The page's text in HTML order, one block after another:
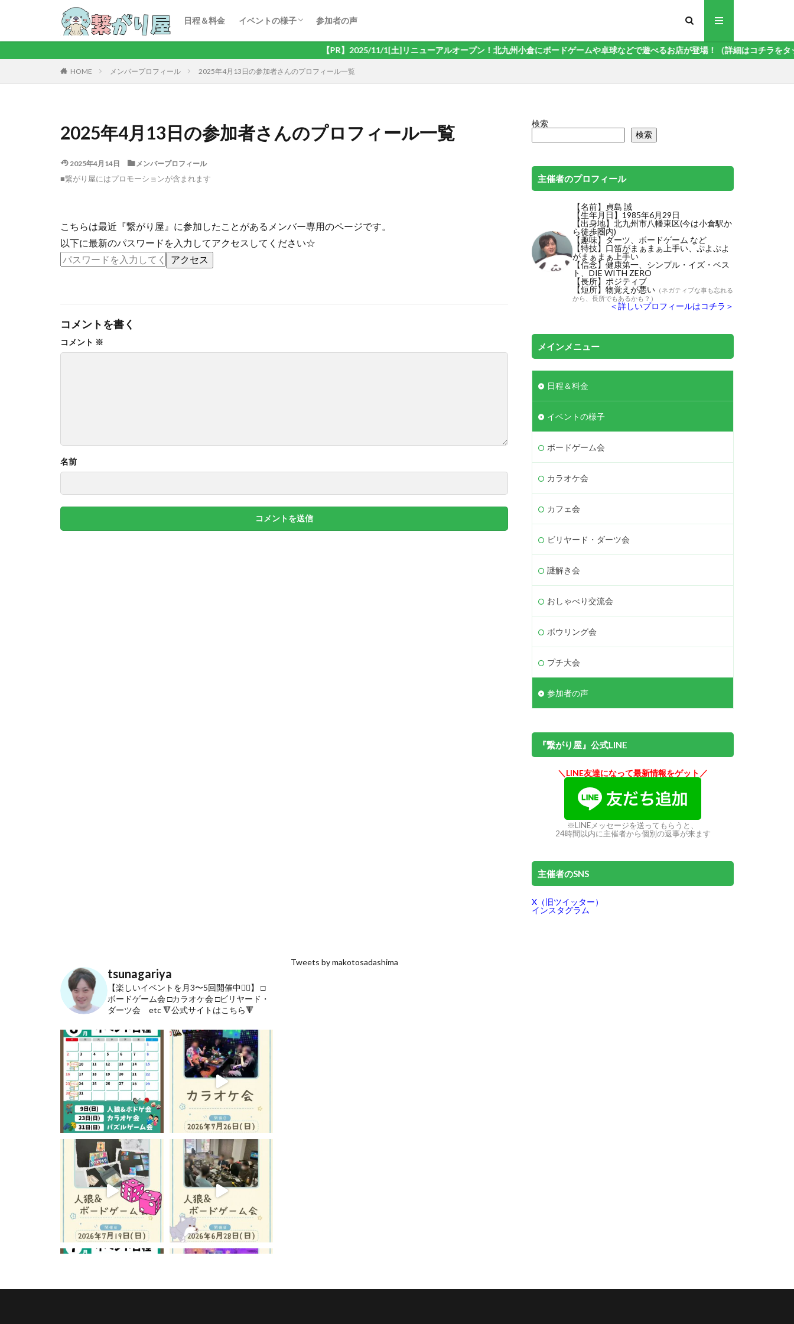
日程＆料金 イベントの様子
ビリヤード・ダーツ会
参加者の声
【PR】2025/11/1[土]リニューアルオープン！北九州小倉にボードゲームや卓球などで遊べるお店が登場！（詳細はコチラをタップ）
HOME メンバープロフィール 2025年4月13日の参加者さんのプロフィール一覧
2025年4月13日の参加者さんのプロフィール一覧
2025年4月14日 メンバープロフィール
■繋がり屋にはプロモーションが含まれます
こちらは最近『繋がり屋』に参加したことがあるメンバー専用のページです。
以下に最新のパスワードを入力してアクセスしてください☆
コメントを書く
コメント ※
名前
検索
検索
主催者のプロフィール
【名前】貞島 誠
【生年月日】1985年6月29日
【出身地】北九州市八幡東区(今は小倉駅か
ら徒歩圏内)
【趣味】ダーツ、ボードゲーム など
【特技】 口笛がまぁまぁ上手い 、ぷよぷよ
がまぁまぁ上手い
【信念】健康第一、シンプル・イズ・ベス
ト、DIE WITH ZERO
【長所】ポジティブ
【短所】物覚えが悪い （ネガティブな事も忘れる
から、長所でもあるかも？）
＜詳しいプロフィールはコチラ＞
メインメニュー
日程＆料金
イベントの様子
ボードゲーム会
カラオケ会
カフェ会
ビリヤード・ダーツ会
謎解き会
おしゃべり交流会
ボウリング会
プチ大会
参加者の声
『繋がり屋』公式LINE
＼LINE友達になって最新情報をゲット／
※LINEメッセージを送ってもらうと、
24時間以内に主催者から個別の返事が来ます
主催者のSNS
X（旧ツイッター）
インスタグラム
tsunagariya
【楽しいイベントを月3〜5回開催中🙋‍♂️】
□
ボードゲーム会□カラオケ会□ビリヤード・
ダーツ会 etc🔻公式サイトはこちら🔻
Tweets by makotosadashima